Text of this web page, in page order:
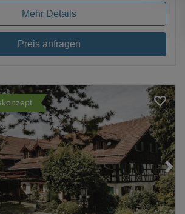
Mehr Details
Preis anfragen
Loading...